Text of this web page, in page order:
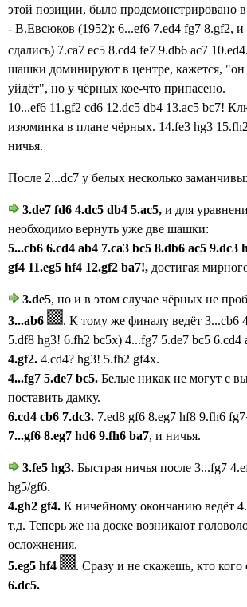
этой позиции, было продемонстрировано
- В.Евсюков (1952): 6...ef6 7.ed4 fg7 8.gf2, и
сдались) 7.ca7 ec5 8.cd4 fe7 9.db6 ac7 10.ed4.
шашки доминируют в центре, кажется,
уйдёт", но у чёрных кое-что припасено.
10...ef6 11.gf2 cd6 12.dc5 db4 13.ac5 bc7! К
изюминка в плане чёрных. 14.fe3 hg3
ничья.
После 2...dc7 у белых несколько
3.de7 fd6 4.dc5 db4 5.ac5, и для
необходимо вернуть уже две шашки:
5...cb6 6.cd4 ab4 7.ca3 bc5 8.db6 ac5 9.dc3
gf4 11.eg5 hf4 12.gf2 ba7!, достигая
3.de5, но и в этом случае чёрных не
3...ab6 . К тому же финалу ведёт 3...cb6
5.df8 hg3! 6.fh2 bc5x) 4...fg7 5.de7 bc5 6.cd4
4.gf2. 4.cd4? hg3! 5.fh2 gf4x.
4...fg7 5.de7 bc5. Белые никак не могут с
поставить дамку.
6.cd4 cb6 7.dc3. 7.ed8 gf6 8.eg7 hf8 9.fh6
7...gf6 8.eg7 hd6 9.fh6 ba7, и ничья.
3.fe5 hg3. Быстрая ничья после 3...fg7
hg5/gf6.
4.gh2 gf4. К ничейному окончанию ведёт
т.д. Теперь же на доске возникают
осложнения.
5.eg5 hf4
. Сразу и не скажешь, кто кого
6.dc5.